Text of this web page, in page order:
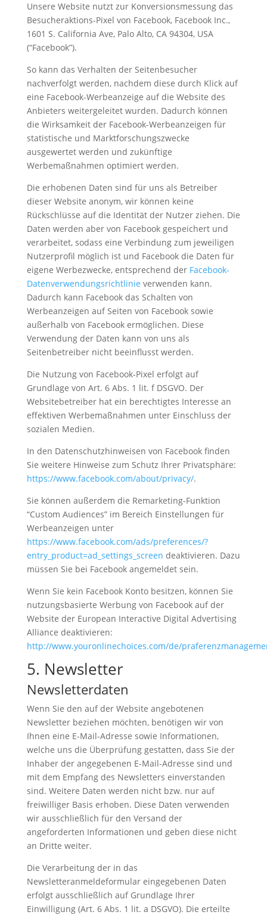
Unsere Website nutzt zur Konversionsmessung das
Besucheraktions-Pixel von Facebook, Facebook Inc.,
1601 S. California Ave, Palo Alto, CA 94304, USA
(“Facebook”).
So kann das Verhalten der Seitenbesucher
nachverfolgt werden, nachdem diese durch Klick auf
eine Facebook-Werbeanzeige auf die Website des
Anbieters weitergeleitet wurden. Dadurch können
die Wirksamkeit der Facebook-Werbeanzeigen für
statistische und Marktforschungszwecke
ausgewertet werden und zukünftige
Werbemaßnahmen optimiert werden.
Die erhobenen Daten sind für uns als Betreiber
dieser Website anonym, wir können keine
Rückschlüsse auf die Identität der Nutzer ziehen. Die
Daten werden aber von Facebook gespeichert und
verarbeitet, sodass eine Verbindung zum jeweiligen
Nutzerprofil möglich ist und Facebook die Daten für
eigene Werbezwecke, entsprechend der Facebook-
Datenverwendungsrichtlinie verwenden kann.
Dadurch kann Facebook das Schalten von
Werbeanzeigen auf Seiten von Facebook sowie
außerhalb von Facebook ermöglichen. Diese
Verwendung der Daten kann von uns als
Seitenbetreiber nicht beeinflusst werden.
Die Nutzung von Facebook-Pixel erfolgt auf
Grundlage von Art. 6 Abs. 1 lit. f DSGVO. Der
Websitebetreiber hat ein berechtigtes Interesse an
effektiven Werbemaßnahmen unter Einschluss der
sozialen Medien.
In den Datenschutzhinweisen von Facebook finden
Sie weitere Hinweise zum Schutz Ihrer Privatsphäre:
https://www.facebook.com/about/privacy/.
Sie können außerdem die Remarketing-Funktion
“Custom Audiences” im Bereich Einstellungen für
Werbeanzeigen unter
https://www.facebook.com/ads/preferences/?
entry_product=ad_settings_screen deaktivieren. Dazu
müssen Sie bei Facebook angemeldet sein.
Wenn Sie kein Facebook Konto besitzen, können Sie
nutzungsbasierte Werbung von Facebook auf der
Website der European Interactive Digital Advertising
Alliance deaktivieren:
http://www.youronlinechoices.com/de/
5. Newsletter
Newsletterdaten
Wenn Sie den auf der Website angebotenen
Newsletter beziehen möchten, benötigen wir von
Ihnen eine E-Mail-Adresse sowie Informationen,
welche uns die Überprüfung gestatten, dass Sie der
Inhaber der angegebenen E-Mail-Adresse sind und
mit dem Empfang des Newsletters einverstanden
sind. Weitere Daten werden nicht bzw. nur auf
freiwilliger Basis erhoben. Diese Daten verwenden
wir ausschließlich für den Versand der
angeforderten Informationen und geben diese nicht
an Dritte weiter.
Die Verarbeitung der in das
Newsletteranmeldeformular eingegebenen Daten
erfolgt ausschließlich auf Grundlage Ihrer
Einwilligung (Art. 6 Abs. 1 lit. a DSGVO). Die erteilte